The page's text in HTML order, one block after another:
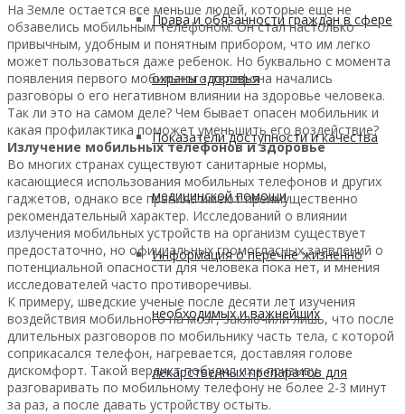
Права и обязанности граждан в сфере
охраны здоровья
Показатели доступности и качества
медицинской помощи
Информация о перечне жизненно
необходимых и важнейших
лекарственных препаратов для
На Земле остается все меньше людей, которые еще не
обзавелись мобильным телефоном. Он стал настолько
привычным, удобным и понятным прибором, что им легко
может пользоваться даже ребенок. Но буквально с момента
появления первого мобильного телефона начались
разговоры о его негативном влиянии на здоровье человека.
Так ли это на самом деле? Чем бывает опасен мобильник и
какая профилактика поможет уменьшить его воздействие?
Излучение мобильных телефонов и здоровье
Во многих странах существуют санитарные нормы,
касающиеся использования мобильных телефонов и других
гаджетов, однако все правила имеют преимущественно
рекомендательный характер. Исследований о влиянии
излучения мобильных устройств на организм существует
предостаточно, но официальных громогласных заявлений о
потенциальной опасности для человека пока нет, и мнения
исследователей часто противоречивы.
К примеру, шведские ученые после десяти лет изучения
воздействия мобильного на мозг, заключили лишь, что после
длительных разговоров по мобильнику часть тела, с которой
соприкасался телефон, нагревается, доставляя голове
дискомфорт. Такой вердикт побудил их к призыву
разговаривать по мобильному телефону не более 2-3 минут
за раз, а после давать устройству остыть.